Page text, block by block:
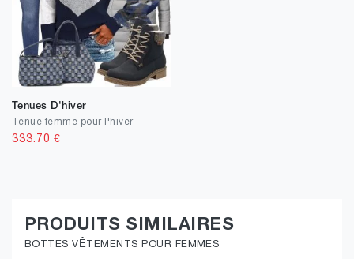
Tenues D'hiver
Tenue femme pour l'hiver
333.70 €
PRODUITS SIMILAIRES
BOTTES VÊTEMENTS POUR FEMMES